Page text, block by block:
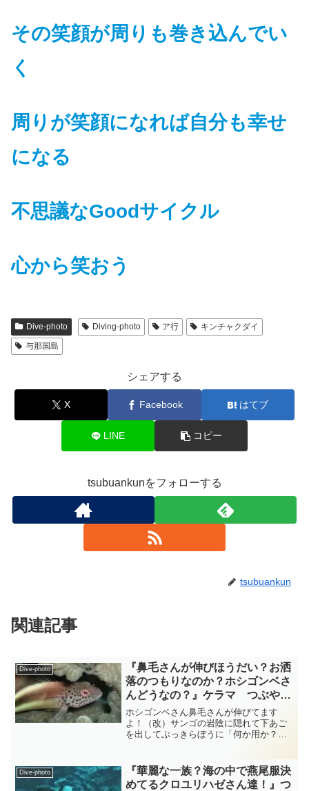
その笑顔が周りも巻き込んでい
く
周りが笑顔になれば自分も幸せ
になる
不思議なGoodサイクル
心から笑おう
Dive-photo Diving-photo ア行
キンチャクダイ
与那国島
シェアする
X Facebook はてブ
LINE コピー
tsubuankunをフォローする
tsubuankun
関連記事
Dive-photo
『鼻毛さんが伸びほうだい？お洒
落のつもりなのか？ホシゴンベさ
んどうなの？』ケラマ つぶやき
Ver ダイビング‐フォト‐
tsubuankun
ホシゴンベさん鼻毛さんが伸びてます
よ！（改）サンゴの岩陰に隠れて下あご
を出してぶっきらぼうに「何か用か？」
名前の通り星のような斑点がたくさんあ
りますが私には星というより...
Dive-photo
『華麗な一族？海の中で燕尾服決
めてるクロユリハゼさん達！』つ